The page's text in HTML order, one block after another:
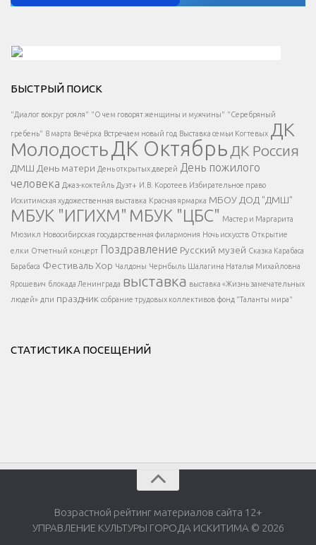
Есть вопрос?
Напишите нам
</span >
Написать
</button >
</div >
</div > </div >
БЫСТРЫЙ ПОИСК
"Диалог вокруг рояля" "О чем говорят женщины и мужчины" "Серебряный
гребень" 8 марта Вечёрка Встречаем новый год Выставка семьи Когтевых ДК
МолодостьДК Октябрь ДК Россия
ДМШ День матери День открытых дверей День пожилого
человека Джаз-коктейль Дуэт+ И.В. Коротеев Избирательное право
Искитимская художественная выставка Красная ярмарка МБОУ ДОД "ДМШ"
МБУК "ИГИХМ" МБУК "ЦБС" Мастер и Маргарита
Мюзикл Новосибирская государственная филармония Ночь искусств Открытие
елки Отчетный концерт Поздравление Русский музей Сказка Карабаса
Барабаса Фестиваль Хор Чалдоны Чернбыль Шалагина Наталья Михайловна
Ярошевич блокада Ленинграда выставка выставка «Жизнь замечательных
людей» дпи праздник собрание трудовых коллективов фонд "Таланты мира"
СТАТИСТИКА ПОСЕЩЕНИЙ
Возрастной рейтинг материалов сайта 12+
УПРАВЛЕНИЕ КУЛЬТУРЫ ГОРОДА ИСКИТИМА © 2026